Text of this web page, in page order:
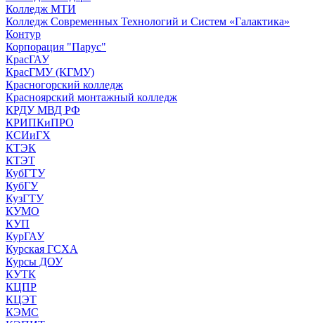
Колледж МТИ
Колледж Современных Технологий и Систем «Галактика»
Контур
Корпорация "Парус"
КрасГАУ
КрасГМУ (КГМУ)
Красногорский колледж
Красноярский монтажный колледж
КРДУ МВД РФ
КРИПКиПРО
КСИиГХ
КТЭК
КТЭТ
КубГТУ
КубГУ
КузГТУ
КУМО
КУП
КурГАУ
Курская ГСХА
Курсы ДОУ
КУТК
КЦПР
КЦЭТ
КЭМС